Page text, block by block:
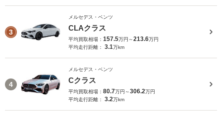
3
メルセデス・ベンツ
CLAクラス
平均買取相場： 157.5万円～213.6万円
平均走行距離： 3.1万km
4
メルセデス・ベンツ
Cクラス
平均買取相場： 80.7万円～306.2万円
平均走行距離： 3.2万km